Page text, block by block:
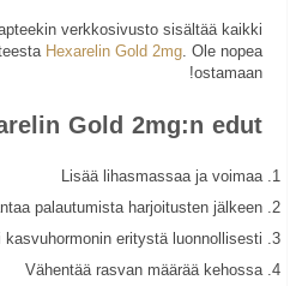
verkkosivusto sisältää kaikki
Hexarelin Gold 2mg. Ole nopea
ostamaan!
Gold 2mg:n edut
Lisää lihasmassaa ja voimaa
palautumista harjoitusten jälkeen
eritystä luonnollisesti
Vähentää rasvan määrää kehossa